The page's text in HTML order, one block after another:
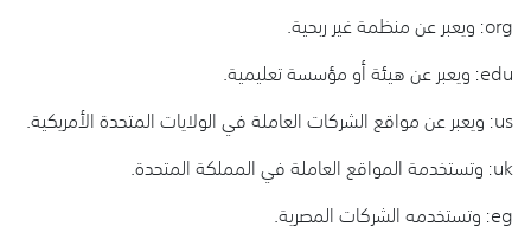
org: ويعبر عن منظمة غير ربحية.
edu: ويعبر عن هيئة أو مؤسسة تعليمية.
us: ويعبر عن مواقع الشركات العاملة في الولايات المتحدة الأمريكية.
uk: وتستخدمة المواقع العاملة في المملكة المتحدة.
eg: وتستخدمه الشركات المصرية.